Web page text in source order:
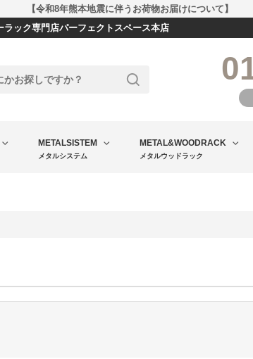
【令和8年熊本地震に伴うお荷物お届けについて】
ック専門店パーフェクトスペース本店
METALSISTEM
メタルシステム
METAL&WOODRACK
メタルウッドラック